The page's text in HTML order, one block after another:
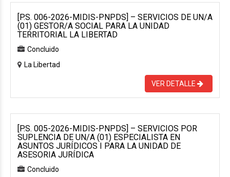
[P.S. 006-2026-MIDIS-PNPDS] – SERVICIOS DE UN/A
(01) GESTOR/A SOCIAL PARA LA UNIDAD
TERRITORIAL LA LIBERTAD
Concluido
La Libertad
VER DETALLE
[P.S. 005-2026-MIDIS-PNPDS] – SERVICIOS POR
SUPLENCIA DE UN/A (01) ESPECIALISTA EN
ASUNTOS JURÍDICOS I PARA LA UNIDAD DE
ASESORIA JURÍDICA
Concluido